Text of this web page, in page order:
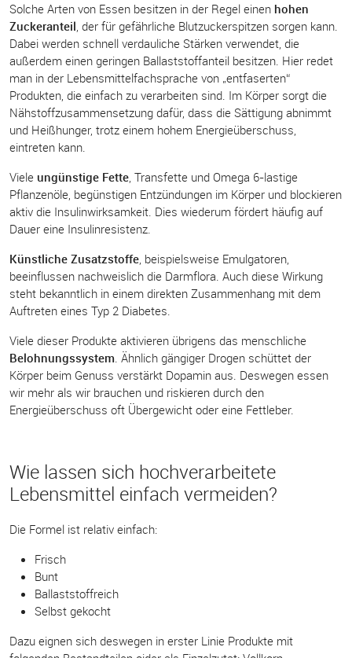
Solche Arten von Essen besitzen in der Regel einen hohen
Zuckeranteil, der für gefährliche Blutzuckerspitzen sorgen kann.
Dabei werden schnell verdauliche Stärken verwendet, die
außerdem einen geringen Ballaststoffanteil besitzen. Hier redet
man in der Lebensmittelfachsprache von „entfaserten“
Produkten, die einfach zu verarbeiten sind. Im Körper sorgt die
Nähstoffzusammensetzung dafür, dass die Sättigung abnimmt
und Heißhunger, trotz einem hohem Energieüberschuss,
eintreten kann.
Viele ungünstige Fette, Transfette und Omega 6-lastige
Pflanzenöle, begünstigen Entzündungen im Körper und blockieren
aktiv die Insulinwirksamkeit. Dies wiederum fördert häufig auf
Dauer eine Insulinresistenz.
Künstliche Zusatzstoffe, beispielsweise Emulgatoren,
beeinflussen nachweislich die Darmflora. Auch diese Wirkung
steht bekanntlich in einem direkten Zusammenhang mit dem
Auftreten eines Typ 2 Diabetes.
Viele dieser Produkte aktivieren übrigens das menschliche
Belohnungssystem. Ähnlich gängiger Drogen schüttet der
Körper beim Genuss verstärkt Dopamin aus. Deswegen essen
wir mehr als wir brauchen und riskieren durch den
Energieüberschuss oft Übergewicht oder eine Fettleber.
Wie lassen sich hochverarbeitete
Lebensmittel einfach vermeiden?
Die Formel ist relativ einfach:
Frisch
Bunt
Ballaststoffreich
Selbst gekocht
Dazu eignen sich deswegen in erster Linie Produkte mit